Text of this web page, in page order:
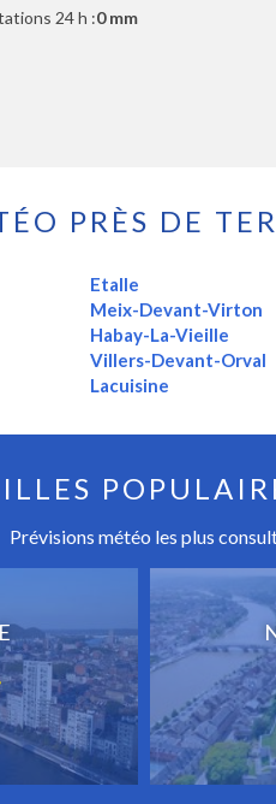
24 h :0 mm
PRÈS DE
Etalle
Meix-Devant-Virton
Habay-La-Vieille
Villers-Devant-Orval
Lacuisine
Prévisions météo les plus